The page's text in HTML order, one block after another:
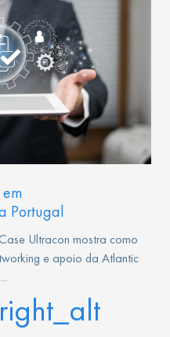
Portugal
Ultracon mostra como
e apoio da Atlantic